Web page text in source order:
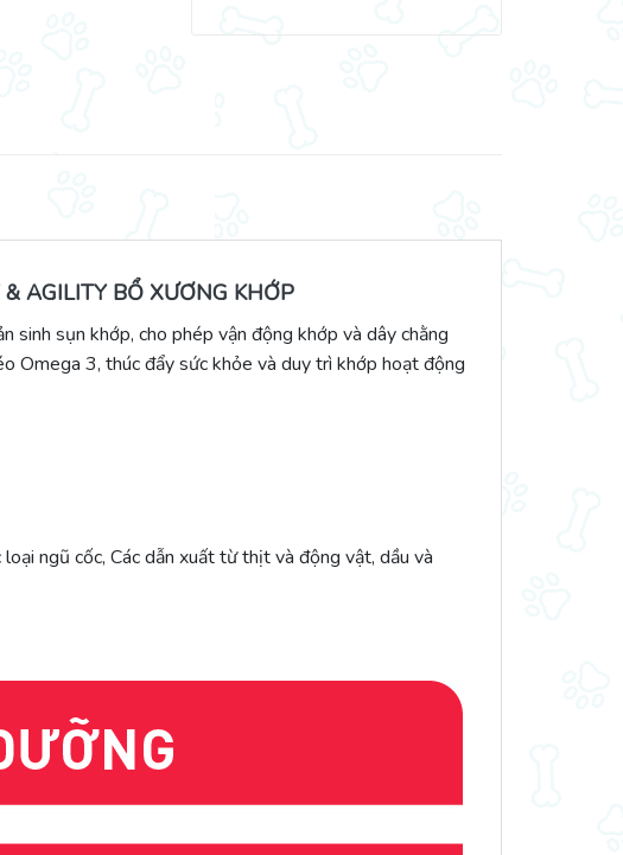
AGILITY BỔ XƯƠNG KHỚP
sinh sụn khớp, cho phép vận động khớp và dây chằng
Omega 3, thúc đẩy sức khỏe và duy trì khớp hoạt động
ngũ cốc, Các dẫn xuất từ thịt và động vật, dầu và